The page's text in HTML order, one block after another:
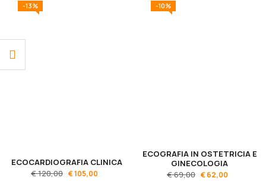
-13%
ECOCARDIOGRAFIA CLINICA
€120,00 €105,00
-10%
ECOGRAFIA IN OSTETRICIA E
GINECOLOGIA
€69,00 €62,00